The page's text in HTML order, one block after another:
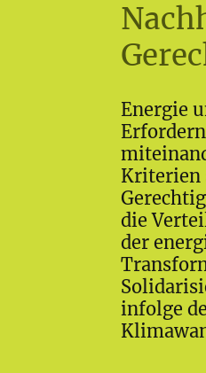
Energie
Kriterien
die
der
infolge